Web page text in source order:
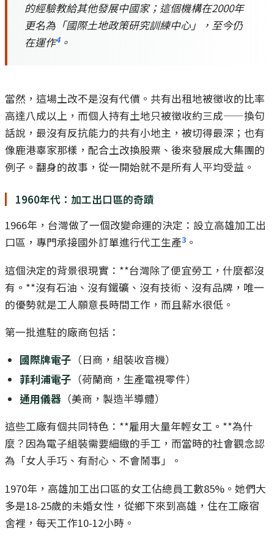
的經驗教給其他發展中國家；這個機構在2000年
更名為「國際土地政策研究訓練中心」，至今仍
在運作4。
當然，這場土改不是沒有代價。共有出租地被徵收的比率
高達八成以上，而個人持有土地只被徵收約三成——換句
話說，最沒有反抗能力的共有小地主，被切得最深；也有
像鹿港辜家那樣，配合土改換股票、後來發展成大集團的
例子。翻身的故事，從一開始就不是所有人平均受益。
1960年代：加工出口區的奇蹟
1966年，台灣做了一個改變命運的決定：設立高雄加工出
口區，專門承接國外訂單進行代工生產3 。
這個決定的背景很現實：**台灣除了便宜勞工，什麼都沒
有。**沒有石油、沒有鐵礦、沒有技術、沒有品牌，唯一
的優勢就是工人願意長時間工作，而且薪水很低。
第一批進駐的廠商包括：
國際牌電子 （日商，組裝收音機）
菲利浦電子 （荷蘭商，生產電視零件）
通用儀器 （美商，製造半導體）
這些工廠有個共同特色：**雇用大量年輕女工。**為什
麼？因為電子組裝需要細緻的手工，而當時的社會觀念認
為「女人手巧、有耐心、不會鬧事」。
1970年，高雄加工出口區的女工佔總員工數85%。她們大
多是18-25歲的未婚女性，從鄉下來到高雄，住在工廠宿
舍裡，每天工作10-12小時。